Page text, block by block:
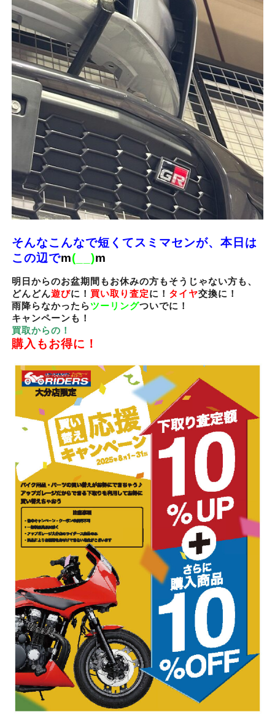
そんなこんなで短くてスミマセンが、本日は
この辺でm(__)m
明日からのお盆期間もお休みの方もそうじゃない方も、
どんどん遊びに！ 買い取り査定に！ タイヤ交換に！
雨降らなかったらツーリングついでに！
キャンペーンも！
買取からの！
購入もお得に！